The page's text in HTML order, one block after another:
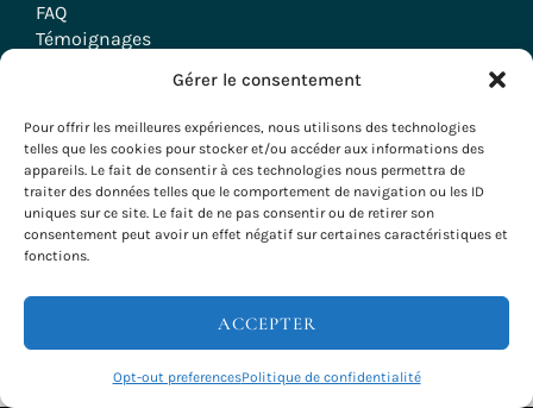
Gérer le consentement
Pour offrir les meilleures expériences, nous utilisons des technologies
telles que les cookies pour stocker et/ou accéder aux informations des
appareils. Le fait de consentir à ces technologies nous permettra de
traiter des données telles que le comportement de navigation ou les ID
uniques sur ce site. Le fait de ne pas consentir ou de retirer son
consentement peut avoir un effet négatif sur certaines caractéristiques et
fonctions.
ACCEPTER
Opt-out preferencesPolitique de confidentialité
INFOS & RÉSERVATIONS
FAQ
Témoignages
Mentions légales
CGV
Politique de cookies
NOS VOYAGES
Voyages à vélo
Randonnées
Séjours Oenologiques
Séminaires & Incentives
Séjours Groupes